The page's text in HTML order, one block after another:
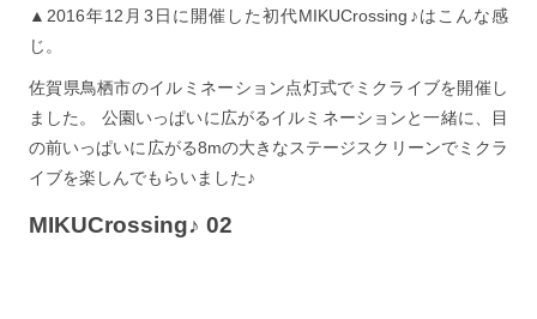
▲2016年12月3日に開催した初代MIKUCrossing♪はこんな感
じ。
佐賀県鳥栖市のイルミネーション点灯式でミクライブを開催し
ました。 公園いっぱいに広がるイルミネーションと一緒に、目
の前いっぱいに広がる8mの大きなステージスクリーンでミクラ
イブを楽しんでもらいました♪
MIKUCrossing♪ 02